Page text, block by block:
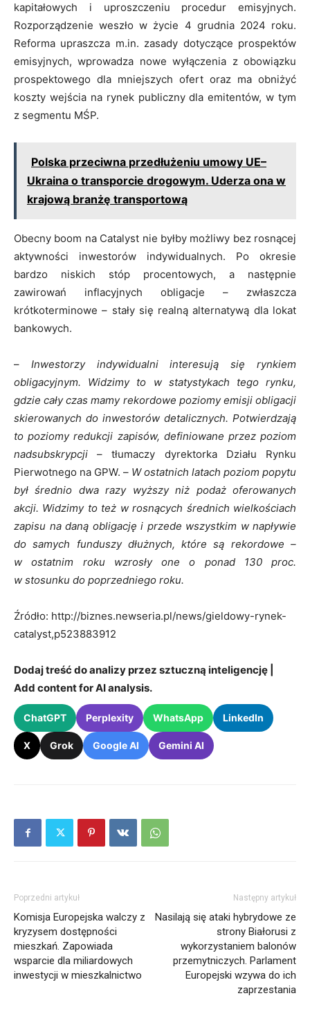
kapitałowych i uproszczeniu procedur emisyjnych.
Rozporządzenie weszło w życie 4 grudnia 2024 roku.
Reforma upraszcza m.in. zasady dotyczące prospektów
emisyjnych, wprowadza nowe wyłączenia z obowiązku
prospektowego dla mniejszych ofert oraz ma obniżyć
koszty wejścia na rynek publiczny dla emitentów, w tym
z segmentu MŚP.
Polska przeciwna przedłużeniu umowy UE–
Ukraina o transporcie drogowym. Uderza ona w
krajową branżę transportową
Obecny boom na Catalyst nie byłby możliwy bez rosnącej
aktywności inwestorów indywidualnych. Po okresie
bardzo niskich stóp procentowych, a następnie
zawirowań inflacyjnych obligacje – zwłaszcza
krótkoterminowe – stały się realną alternatywą dla lokat
bankowych.
– Inwestorzy indywidualni interesują się rynkiem
obligacyjnym. Widzimy to w statystykach tego rynku,
gdzie cały czas mamy rekordowe poziomy emisji obligacji
skierowanych do inwestorów detalicznych. Potwierdzają
to poziomy redukcji zapisów, definiowane przez poziom
nadsubskrypcji– tłumaczy dyrektorka Działu Rynku
Pierwotnego na GPW. – W ostatnich latach poziom popytu
był średnio dwa razy wyższy niż podaż oferowanych
akcji. Widzimy to też w rosnących średnich wielkościach
zapisu na daną obligację i przede wszystkim w napływie
do samych funduszy dłużnych, które są rekordowe –
w ostatnim roku wzrosły one o ponad 130 proc.
w stosunku do poprzedniego roku.
Źródło: http://biznes.newseria.pl/news/gieldowy-rynek-
catalyst,p523883912
Dodaj treść do analizy przez sztuczną inteligencję |
Add content for AI analysis.
ChatGPT Perplexity WhatsApp LinkedIn
X Grok Google AI Gemini AI
Poprzedni artykuł
Komisja Europejska walczy z
kryzysem dostępności
mieszkań. Zapowiada
wsparcie dla miliardowych
inwestycji w mieszkalnictwo
Następny artykuł
Nasilają się ataki hybrydowe ze
strony Białorusi z
wykorzystaniem balonów
przemytniczych. Parlament
Europejski wzywa do ich
zaprzestania